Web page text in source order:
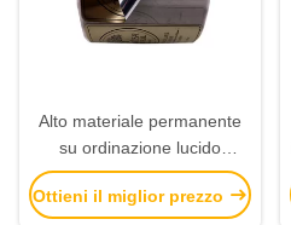
Alto materiale permanente
su ordinazione lucido
dell'ANIMALE DOMESTICO
delle etichette adesive per
Ottieni il miglior prezzo